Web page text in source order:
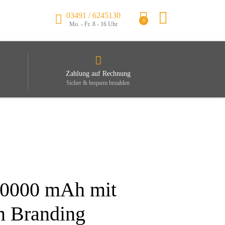
03491 / 6245130
Mo. - Fr. 8 - 16 Uhr
0
Zahlung auf Rechnung
Sicher & bequem bezahlen
mAh mit
Branding